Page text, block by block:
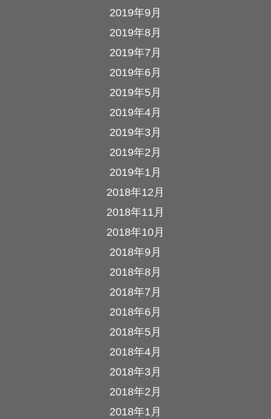
2019年9月
2019年8月
2019年7月
2019年6月
2019年5月
2019年4月
2019年3月
2019年2月
2019年1月
2018年12月
2018年11月
2018年10月
2018年9月
2018年8月
2018年7月
2018年6月
2018年5月
2018年4月
2018年3月
2018年2月
2018年1月